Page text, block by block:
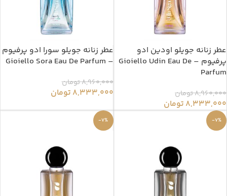
عطر زنانه جویلو اودین ادو
پرفیوم – Gioiello Udin Eau De
Parfum
8,960,000تومان
8,333,000 تومان
عطر زنانه جویلو سورا ادو پرفیوم
– Gioiello Sora Eau De Parfum
8,960,000تومان
8,333,000 تومان
-7%
-7%